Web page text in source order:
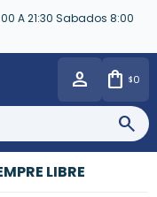
A 21:30 Sabados 8:00
$0
LIBRE